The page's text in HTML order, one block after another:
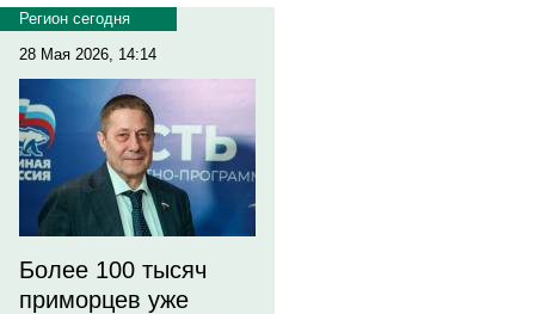
Регион сегодня
28 Мая 2026, 14:14
Более 100 тысяч
приморцев уже